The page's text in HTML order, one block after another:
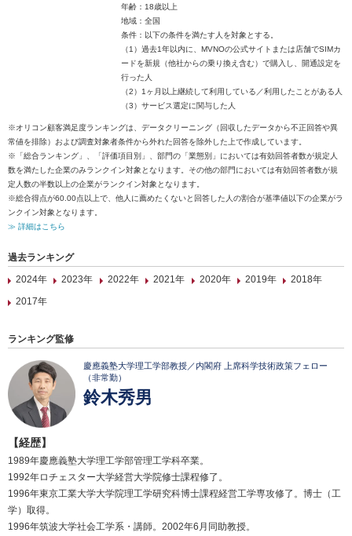
年齢：18歳以上
地域：全国
条件：以下の条件を満たす人を対象とする。
（1）過去1年以内に、MVNOの公式サイトまたは店舗でSIMカ
ードを新規（他社からの乗り換え含む）で購入し、開通設定を
行った人
（2）1ヶ月以上継続して利用している／利用したことがある人
（3）サービス選定に関与した人
※オリコン顧客満足度ランキングは、データクリーニング（回収したデータから不正回答や異
常値を排除）および調査対象者条件から外れた回答を除外した上で作成しています。
※「総合ランキング」、「評価項目別」、部門の「業態別」においては有効回答者数が規定人
数を満たした企業のみランクイン対象となります。その他の部門においては有効回答者数が規
定人数の半数以上の企業がランクイン対象となります。
※総合得点が60.00点以上で、他人に薦めたくないと回答した人の割合が基準値以下の企業がラ
ンクイン対象となります。
≫ 詳細はこちら
過去ランキング
2024年
2023年 2022年 2021年 2020年 2019年
2018年
2017年
ランキング監修
慶應義塾大学理工学部教授／内閣府 上席科学技術政策フェロー
（非常勤）
鈴木秀男
【経歴】
1989年慶應義塾大学理工学部管理工学科卒業。
1992年ロチェスター大学経営大学院修士課程修了。
1996年東京工業大学大学院理工学研究科博士課程経営工学専攻修了。博士（工
学）取得。
1996年筑波大学社会工学系・講師。2002年6月同助教授。